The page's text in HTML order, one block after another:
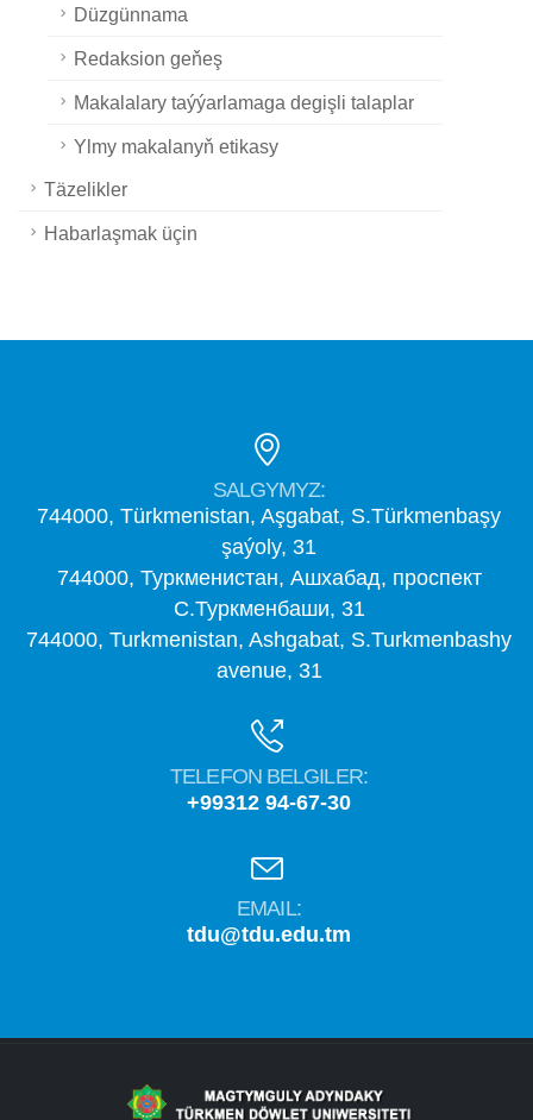
Düzgünnama
Redaksion geňeş
Makalalary taýýarlamaga degişli talaplar
Ylmy makalanyň etikasy
Täzelikler
Habarlaşmak üçin
SALGYMYZ:
744000, Türkmenistan, Aşgabat, S.Türkmenbaşy
şaýoly, 31
744000, Туркменистан, Ашхабад, проспект
С.Туркменбаши, 31
744000, Turkmenistan, Ashgabat, S.Turkmenbashy
avenue, 31
TELEFON BELGILER:
+99312 94-67-30
EMAIL:
tdu@tdu.edu.tm